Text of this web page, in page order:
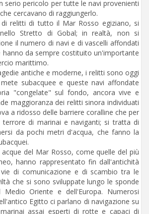
serio pericolo per tutte le navi provenienti
cercavano di raggiungerlo.
relitti di tutto il Mar Rosso egiziano, si
Stretto di Gobal; in realtà, non si
il numero di navi e di vascelli affondati
hanno da sempre costituito un'importante
marittimo.
antiche e moderne, i relitti sono oggi
subacquee e queste navi affondate
"congelate" sul fondo, ancora vive e
maggioranza dei relitti sinora individuati
a ridosso delle barriere coralline che per
di marinai e naviganti; si tratta di
da pochi metri d'acqua, che fanno la
del Mar Rosso, come quelle del più
hanno rappresentato fin dall'antichità
di comunicazione e di scambio tra le
che si sono sviluppate lungo le sponde
Medio Oriente e dell'Europa. Numerosi
Egitto ci parlano di navigazione su
assai esperti di rotte e capaci di